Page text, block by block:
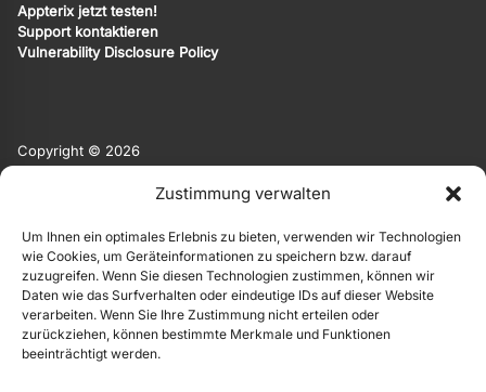
Zustimmung verwalten
Um Ihnen ein optimales Erlebnis zu bieten, verwenden wir Technologien
wie Cookies, um Geräteinformationen zu speichern bzw. darauf
zuzugreifen. Wenn Sie diesen Technologien zustimmen, können wir
Daten wie das Surfverhalten oder eindeutige IDs auf dieser Website
verarbeiten. Wenn Sie Ihre Zustimmung nicht erteilen oder
zurückziehen, können bestimmte Merkmale und Funktionen
beeinträchtigt werden.
Appterix jetzt testen!
Support kontaktieren
Vulnerability Disclosure Policy
Copyright © 2026
Appterix ist eine Marke von EgoMind.
Die Originalsprache der Website ist Deutsch. Weitere Sprachen
werden automatisiert und KI-basiert angeboten. Hierauf
übernehmen wir keine Gewähr.